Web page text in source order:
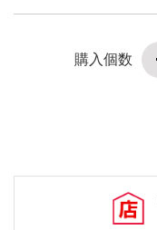
購入個数